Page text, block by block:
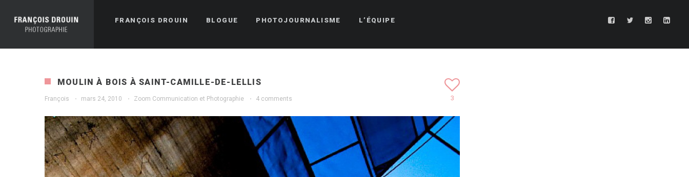
FRANÇOIS DROUIN BLOGUE PHOTOJOURNALISME L’ÉQUIPE
MOULIN À BOIS À SAINT-CAMILLE-DE-LELLIS
François · mars 24, 2010 · Zoom Communication et Photographie · 4 comments 3